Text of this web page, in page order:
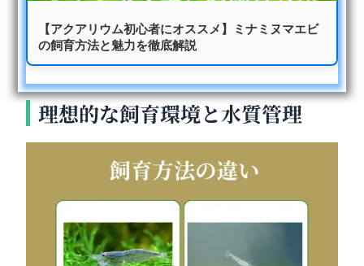
【アクアリウム初心者にオススメ】ミナミヌマエビ
の飼育方法と魅力を徹底解説
理想的な飼育環境と水質管理